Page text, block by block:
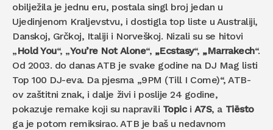
obilježila je jednu eru, postala singl broj jedan u
Ujedinjenom Kraljevstvu, i dostigla top liste u Australiji,
Danskoj, Grčkoj, Italiji i Norveškoj. Nizali su se hitovi
„Hold You“, „You’re Not Alone“, „Ecstasy“, „Marrakech“.
Od 2003. do danas ATB je svake godine na DJ Mag listi
Top 100 DJ-eva. Da pjesma „9PM (Till I Come)“, ATB-
ov zaštitni znak, i dalje živi i poslije 24 godine,
pokazuje remake koji su napravili Topic i A7S, a Tiësto
ga je potom remiksirao. ATB je baš u nedavnom